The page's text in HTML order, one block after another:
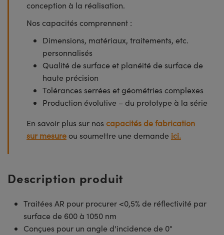
conception à la réalisation.
Nos capacités comprennent :
Dimensions, matériaux, traitements, etc.
personnalisés
Qualité de surface et planéité de surface de
haute précision
Tolérances serrées et géométries complexes
Production évolutive – du prototype à la série
En savoir plus sur nos capacités de fabrication
sur mesure ou soumettre une demande ici.
Description produit
Traitées AR pour procurer <0,5% de réflectivité par
surface de 600 à 1050 nm
Conçues pour un angle d'incidence de 0°